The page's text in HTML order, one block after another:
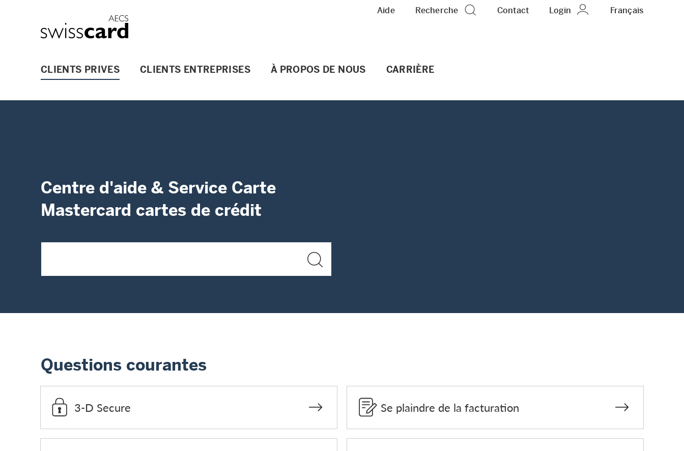
Aide Recherche Contact Login FR
Français
Navigation principale
CLIENTS PRIVES CLIENTS ENTREPRISES À PROPOS DE NOUS CARRIÈRE
Centre d'aide & Service Carte
Mastercard cartes de crédit
Questions courantes
3-D Secure Se plaindre de la facturation